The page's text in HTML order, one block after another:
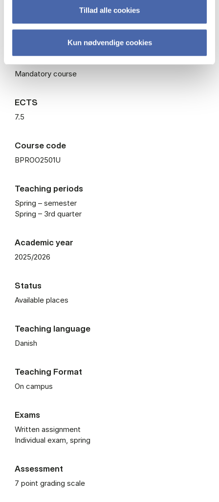
Tillad alle cookies
Kun nødvendige cookies
Bachelor
Type
Mandatory course
ECTS
7.5
Course code
BPROO2501U
Teaching periods
Spring – semester
Spring – 3rd quarter
Academic year
2025/2026
Status
Available places
Teaching language
Danish
Teaching Format
On campus
Exams
Written assignment
Individual exam, spring
Assessment
7 point grading scale